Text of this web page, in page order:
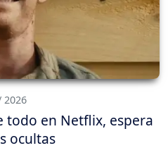
2026
todo en Netflix, espera
ocultas